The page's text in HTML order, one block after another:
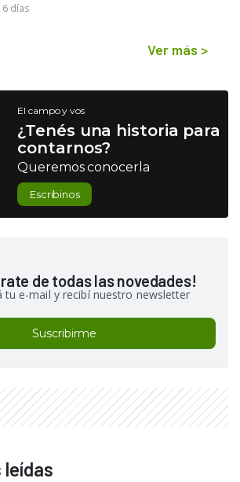
6 días
Ver más >
El campo y vos
¿Tenés una historia para
contarnos?
Queremos conocerla
Escribinos
de todas las novedades!
tu e-mail y recibí nuestro newsletter
Suscribirme
leídas